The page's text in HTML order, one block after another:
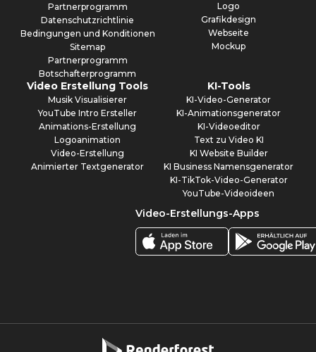
Partnerprogramm
Datenschutzrichtlinie
Bedingungen und Konditionen
Sitemap
Partnerprogramm
Botschafterprogramm
Logo
Grafikdesign
Webseite
Mockup
Video Erstellung Tools
Musik Visualisierer
YouTube Intro Ersteller
Animations-Erstellung
Logoanimation
Video-Erstellung
Animierter Textgenerator
KI-Tools
KI-Video-Generator
KI-Animationsgenerator
KI-Videoeditor
Text zu Video KI
KI Website Builder
KI Business Namensgenerator
KI-TikTok-Video-Generator
YouTube-Videoideen
Video-Erstellungs-Apps